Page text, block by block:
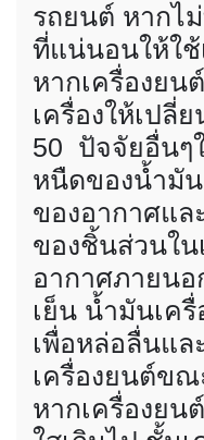
รถยนต์ หากไ
ที่แน่นอนให้ใ
หากเครื่องยน
เครื่องให้เปลี่
50 ปัจจัยอื่นๆ
หนืดของน้ำมั
ของอากาศแ
ของชิ้นส่วนใน
อากาศภายนอ
เย็น น้ำมันเค
เพื่อหล่อลื่นแ
เครื่องยนต์ข
หากเครื่องยน